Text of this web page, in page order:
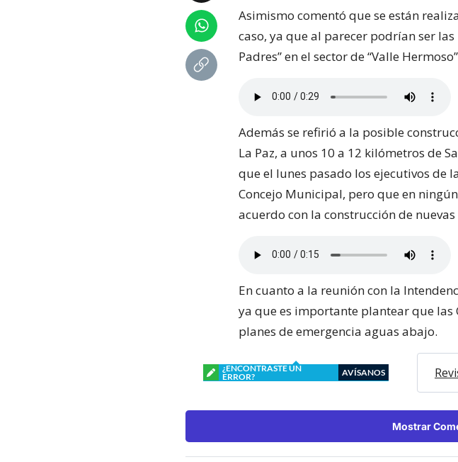
Asimismo comentó que se están
caso, ya que al parecer podrían ser
Padres” en el sector de “Valle
Además se refirió a la posible
La Paz, a unos 10 a 12 kilómetros de
que el lunes pasado los ejecutivos de
Concejo Municipal, pero que en
acuerdo con la construcción de
En cuanto a la reunión con la
ya que es importante plantear que
planes de emergencia aguas abajo.
¿ENCONTRASTE UN
ERROR?
AVÍSANOS
Mostrar